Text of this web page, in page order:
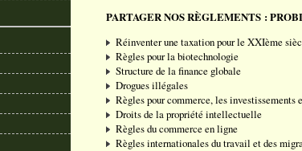
PARTAGER NOS RÈGLEMENTS :
Réinventer une taxation pour le XXIème
Règles pour la biotechnologie
Structure de la finance globale
Drogues illégales
Règles pour commerce, les investissements
Droits de la propriété intellectuelle
Règles du commerce en ligne
Règles internationales du travail et des